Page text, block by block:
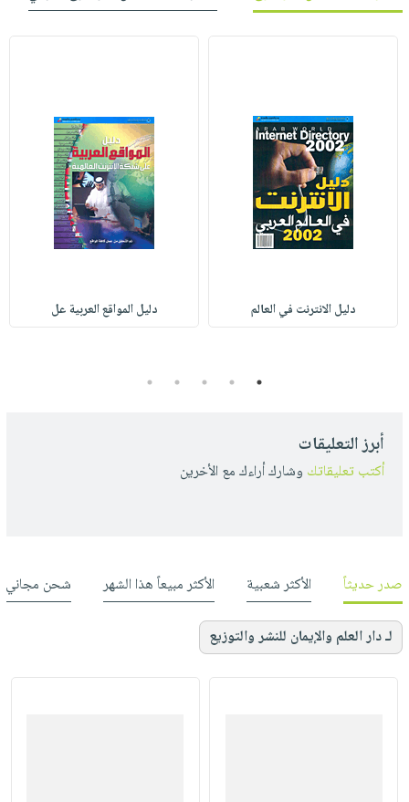
دليل الانترنت في العالم دليل المواقع العربية عل
1
2
3
4
5
أبرز التعليقات
أكتب تعليقاتك وشارك أراءك مع الأخرين
صدر حديثاً الأكثر شعبية الأكثر مبيعاً هذا الشهر شحن مجاني
لـ دار العلم والإيمان للنشر والتوزيع